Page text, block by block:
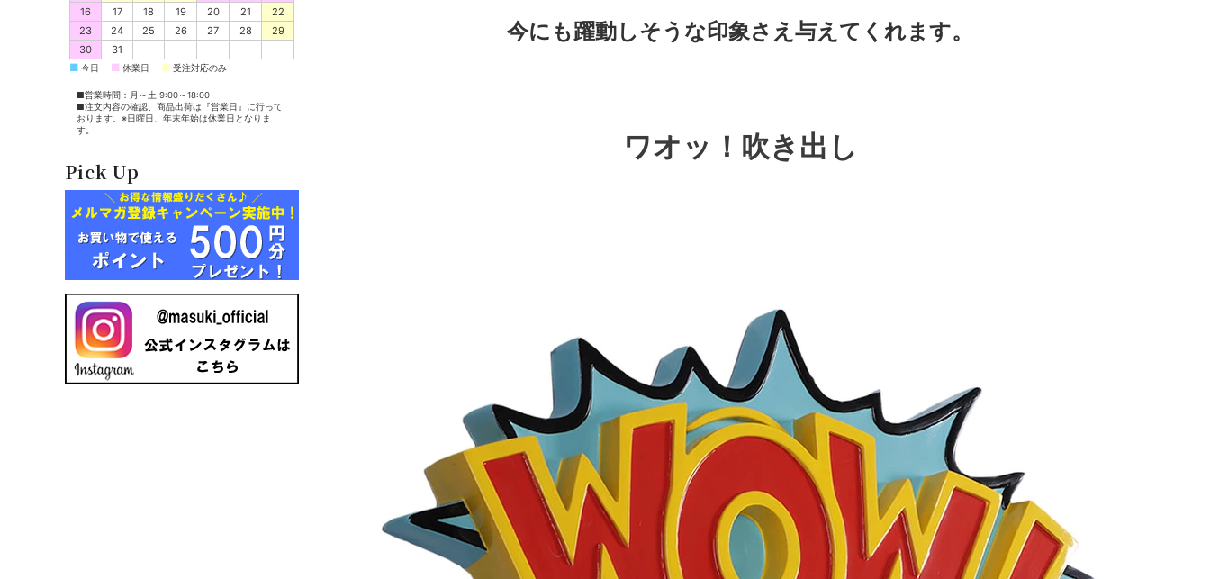
今にも躍動しそうな印象さえ与えてくれます。
ワオッ！吹き出し
16
17 18 19 20 21
22
23
24 25 26 27 28
29
30
31
■ 今日 ■ 休業日 ■ 受注対応のみ
■営業時間：月～土 9:00～18:00
■注文内容の確認、商品出荷は『営業日』に行って
おります。※日曜日、年末年始は休業日となりま
す。
Pick Up